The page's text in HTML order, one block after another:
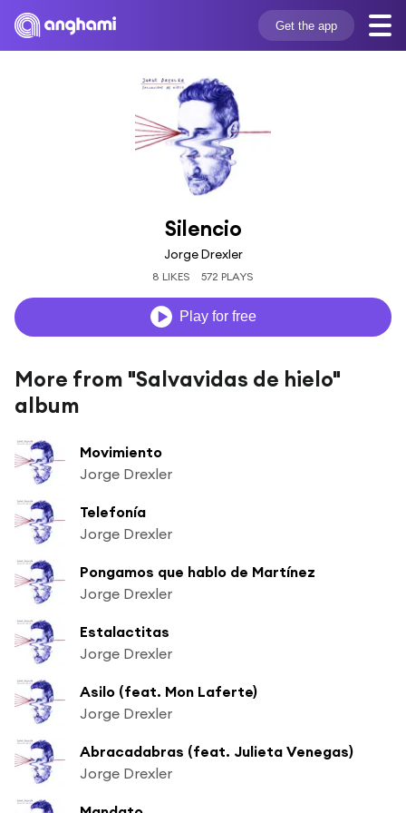
Get the app
Silencio
Jorge Drexler
8 LIKES 572 PLAYS
Play for free
More from "Salvavidas de hielo"
album
Movimiento
Jorge Drexler
Telefonía
Jorge Drexler
Pongamos que hablo de Martínez
Jorge Drexler
Estalactitas
Jorge Drexler
Asilo (feat. Mon Laferte)
Jorge Drexler
Abracadabras (feat. Julieta Venegas)
Jorge Drexler